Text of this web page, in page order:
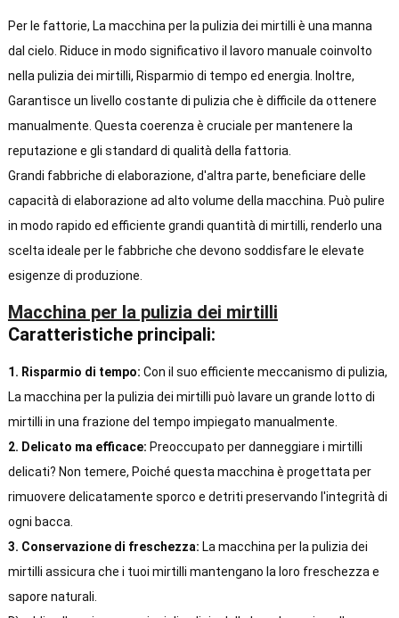
Per le fattorie, La macchina per la pulizia dei mirtilli è una manna
dal cielo. Riduce in modo significativo il lavoro manuale coinvolto
nella pulizia dei mirtilli, Risparmio di tempo ed energia. Inoltre,
Garantisce un livello costante di pulizia che è difficile da ottenere
manualmente. Questa coerenza è cruciale per mantenere la
reputazione e gli standard di qualità della fattoria.
Grandi fabbriche di elaborazione, d'altra parte, beneficiare delle
capacità di elaborazione ad alto volume della macchina. Può pulire
in modo rapido ed efficiente grandi quantità di mirtilli, renderlo una
scelta ideale per le fabbriche che devono soddisfare le elevate
esigenze di produzione.
Macchina per la pulizia dei mirtilli
Caratteristiche principali:
1. Risparmio di tempo: Con il suo efficiente meccanismo di pulizia,
La macchina per la pulizia dei mirtilli può lavare un grande lotto di
mirtilli in una frazione del tempo impiegato manualmente.
2. Delicato ma efficace: Preoccupato per danneggiare i mirtilli
delicati? Non temere, Poiché questa macchina è progettata per
rimuovere delicatamente sporco e detriti preservando l'integrità di
ogni bacca.
3. Conservazione di freschezza: La macchina per la pulizia dei
mirtilli assicura che i tuoi mirtilli mantengano la loro freschezza e
sapore naturali.